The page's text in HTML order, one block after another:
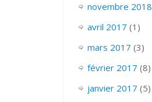
novembre 2018
avril 2017 (1)
mars 2017 (3)
février 2017 (8)
janvier 2017 (5)